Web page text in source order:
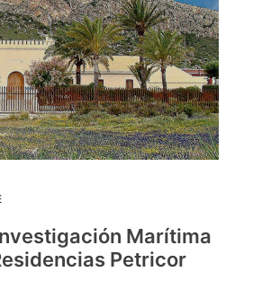
Marítima
Petricor